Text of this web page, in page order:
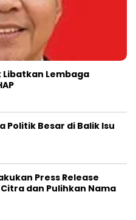
Libatkan Lembaga
Politik Besar di Balik Isu
Press Release
dan Pulihkan Nama